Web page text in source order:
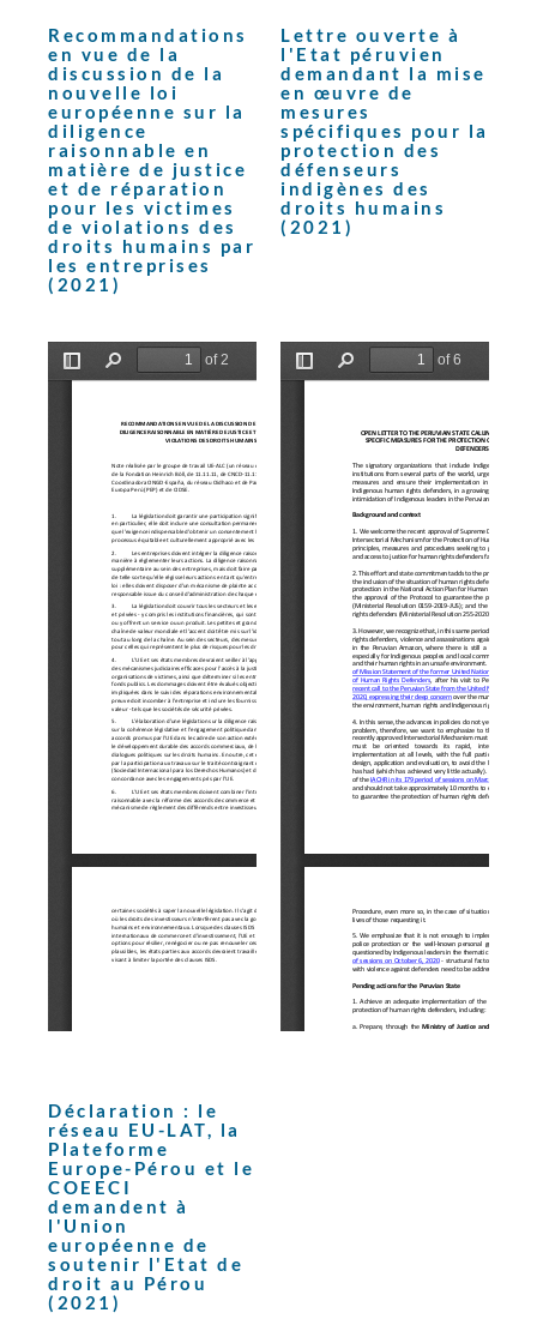
Recommandations
en vue de la
discussion de la
nouvelle loi
européenne sur la
diligence
raisonnable en
matière de justice
et de réparation
pour les victimes
de violations des
droits humains par
les entreprises
(2021)
Lettre ouverte à
l'Etat péruvien
demandant la mise
en œuvre de
mesures
spécifiques pour la
protection des
défenseurs
indigènes des
droits humains
(2021)
Déclaration : le
réseau EU-LAT, la
Plateforme
Europe-Pérou et le
COEECI
demandent à
l'Union
européenne de
soutenir l'Etat de
droit au Pérou
(2021)